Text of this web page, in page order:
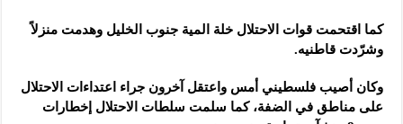
كما اقتحمت قوات الاحتلال خلة المية جنوب الخليل وهدمت منزلاً
وشرّدت قاطنيه.
وكان أصيب فلسطيني أمس واعتقل آخرون جراء اعتداءات الاحتلال
على مناطق في الضفة، كما سلمت سلطات الاحتلال إخطارات